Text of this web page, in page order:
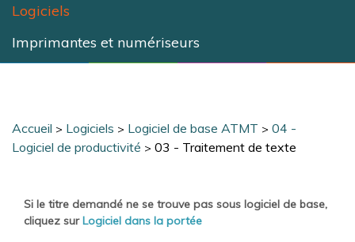
Logiciels
Imprimantes et numériseurs
Accueil > Logiciels > Logiciel de base ATMT > 04 -
Logiciel de productivité > 03 - Traitement de texte
Si le titre demandé ne se trouve pas sous logiciel de base,
cliquez surLogiciel dans la portée